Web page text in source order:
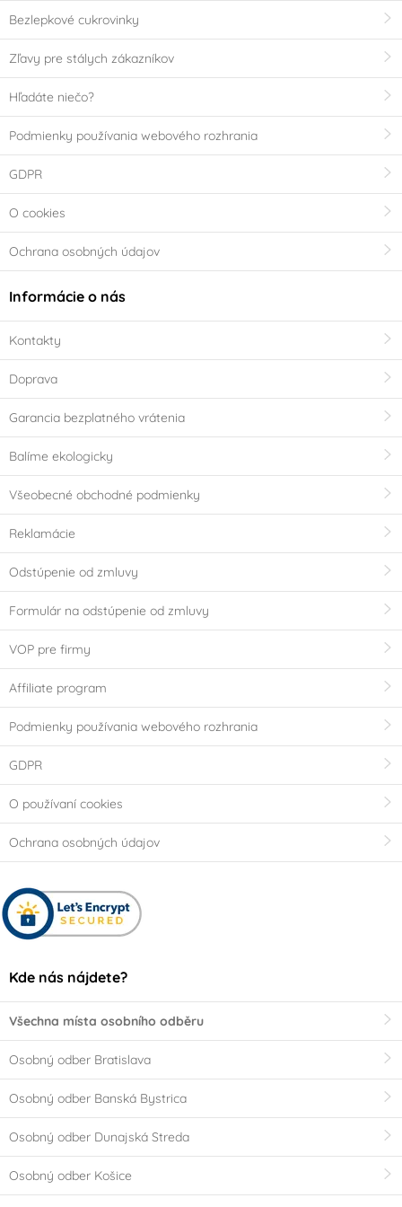
Bezlepkové cukrovinky
Zľavy pre stálych zákazníkov
Hľadáte niečo?
Podmienky používania webového rozhrania
GDPR
O cookies
Ochrana osobných údajov
Informácie o nás
Kontakty
Doprava
Garancia bezplatného vrátenia
Balíme ekologicky
Všeobecné obchodné podmienky
Reklamácie
Odstúpenie od zmluvy
Formulár na odstúpenie od zmluvy
VOP pre firmy
Affiliate program
Podmienky používania webového rozhrania
GDPR
O používaní cookies
Ochrana osobných údajov
Kde nás nájdete?
Všechna místa osobního odběru
Osobný odber Bratislava
Osobný odber Banská Bystrica
Osobný odber Dunajská Streda
Osobný odber Košice